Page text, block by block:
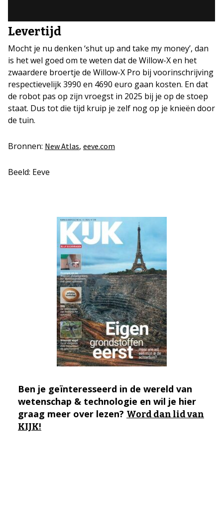
Levertijd
Mocht je nu denken ‘shut up and take my money’, dan
is het wel goed om te weten dat de Willow-X en het
zwaardere broertje de Willow-X Pro bij voorinschrijving
respectievelijk 3990 en 4690 euro gaan kosten. En dat
de robot pas op zijn vroegst in 2025 bij je op de stoep
staat. Dus tot die tijd kruip je zelf nog op je knieën door
de tuin.
Bronnen: New Atlas, eeve.com
Beeld: Eeve
Ben je geïnteresseerd in de wereld van
wetenschap & technologie en wil je hier
graag meer over lezen? Word dan lid van
KIJK!